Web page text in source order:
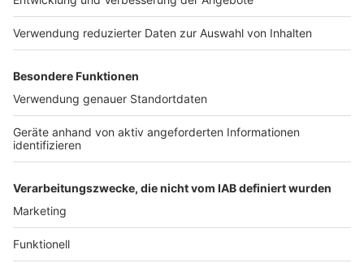
Presse
Werben
Archiv
ANTENNE BAYERN GROUP
Stiftung ANTENNE BAYERN
hilft
Teilnahmebedingungen
Grounding Page ANTENNE
BAYERN
Verkehrs-Hotline